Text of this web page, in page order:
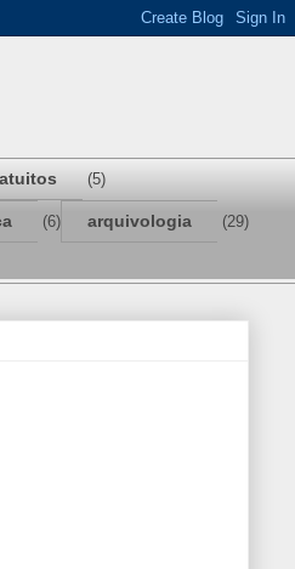
(5)
(6) arquivologia (29)